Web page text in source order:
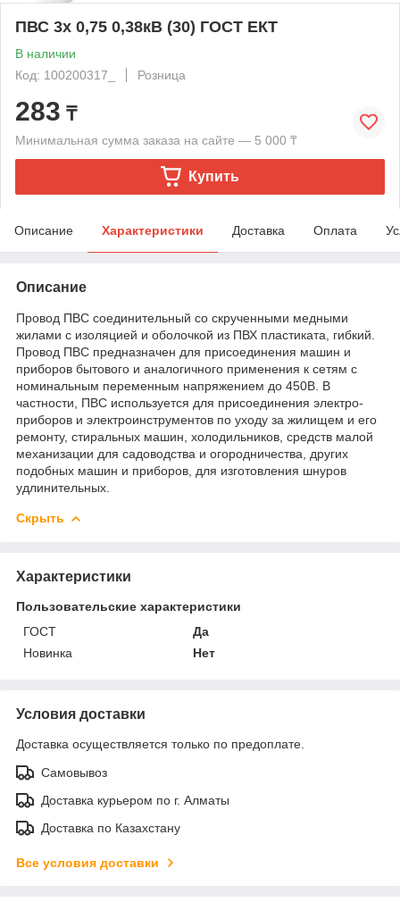
ПВС 3х 0,75 0,38кВ (30) ГОСТ ЕКТ
В наличии
Код: 100200317_
Розница
283 ₸
Минимальная сумма заказа на сайте — 5 000 ₸
Купить
Описание Характеристики Доставка Оплата
Описание
Провод ПВС соединительный со скрученными медными
жилами с изоляцией и оболочкой из ПВХ пластиката, гибкий.
Провод ПВС предназначен для присоединения машин и
приборов бытового и аналогичного применения к сетям с
номинальным переменным напряжением до 450В. В
частности, ПВС используется для присоединения электро-
приборов и электроинструментов по уходу за жилищем и его
ремонту, стиральных машин, холодильников, средств малой
механизации для садоводства и огородничества, других
подобных машин и приборов, для изготовления шнуров
удлинительных.
Скрыть
Характеристики
Пользовательские характеристики
ГОСТ
Да
Новинка
Нет
Условия доставки
Доставка осуществляется только по предоплате.
Самовывоз
Доставка курьером по г. Алматы
Доставка по Казахстану
Все условия доставки